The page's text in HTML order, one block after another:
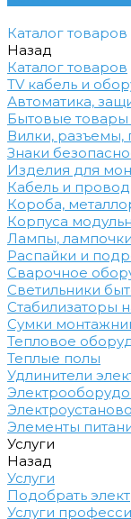
Каталог товаров
Назад
Каталог товаров
TV кабель и
Автоматика,
Бытовые
Вилки, разъемы,
Знаки
Изделия для
Кабель и провод
Короба,
Корпуса
Лампы, лампочки
Распайки и
Сварочное
Светильники
Стабилизаторы
Сумки
Тепловое
Теплые полы
Удлинители
Элементы
Услуги
Назад
Услуги
Подобрать
Услуги